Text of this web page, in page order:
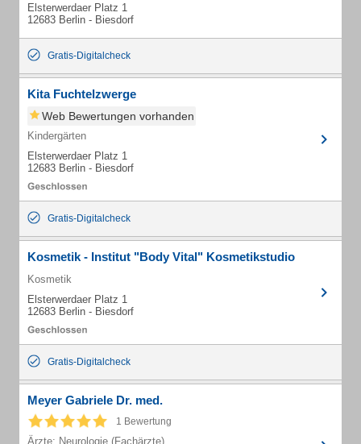
Elsterwerdaer Platz 1
12683 Berlin - Biesdorf
Gratis-Digitalcheck
Kita Fuchtelzwerge
Web Bewertungen vorhanden
Kindergärten
Elsterwerdaer Platz 1
12683 Berlin - Biesdorf
Gratis-Digitalcheck
Kosmetik - Institut "Body Vital" Kosmetikstudio
Kosmetik
Elsterwerdaer Platz 1
12683 Berlin - Biesdorf
Gratis-Digitalcheck
Meyer Gabriele Dr. med.
1 Bewertung
Ärzte: Neurologie (Fachärzte)